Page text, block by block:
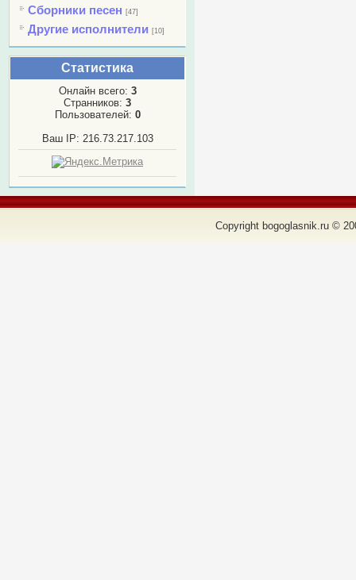
Сборники песен [47]
Другие исполнители [10]
Статистика
Онлайн всего: 3
Странников: 3
Пользователей: 0
Ваш IP: 216.73.217.103
Copyright bogoglasnik.ru ©